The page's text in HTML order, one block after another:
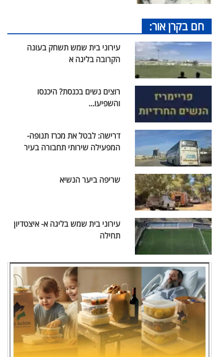
חם בקרן אור:
עירוני בית שמש תשחק בעונה
הקרובה בליגה א
רוצים נשים בכנסת? היכנסו
והשפיעו...
דרישה: לבטל את מכרז תנופה-
המפעילה שירותי תחבורה בעיר
שריפה ביער הנשיא
עירוני בית שמש בליגה א- איצטדיון
תחילה